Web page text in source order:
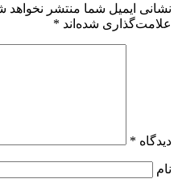
نشانی ایمیل شما منتشر نخواهد
علامت‌گذاری شده‌اند *
دیدگاه *
نام